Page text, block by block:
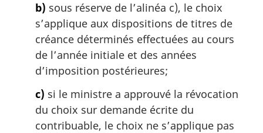
b) sous réserve de l’alinéa c), le choix
s’applique aux dispositions de titres de
créance déterminés effectuées au cours
de l’année initiale et des années
d’imposition postérieures;
c) si le ministre a approuvé la révocation
du choix sur demande écrite du
contribuable, le choix ne s’applique pas